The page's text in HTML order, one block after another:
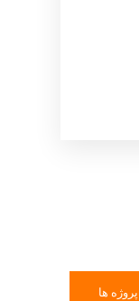
پروژه ها